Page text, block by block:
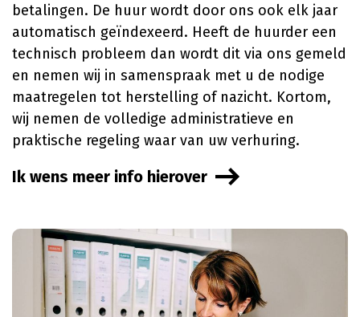
betalingen. De huur wordt door ons ook elk jaar
automatisch geïndexeerd. Heeft de huurder een
technisch probleem dan wordt dit via ons gemeld
en nemen wij in samenspraak met u de nodige
maatregelen tot herstelling of nazicht. Kortom,
wij nemen de volledige administratieve en
praktische regeling waar van uw verhuring.
Ik wens meer info hierover